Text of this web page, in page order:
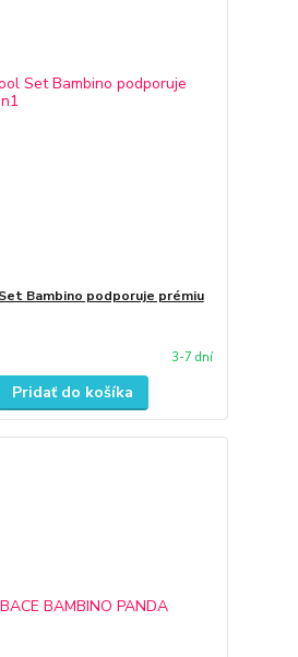
Bambino podporuje prémiu
3-7 dní
Pridať do košíka